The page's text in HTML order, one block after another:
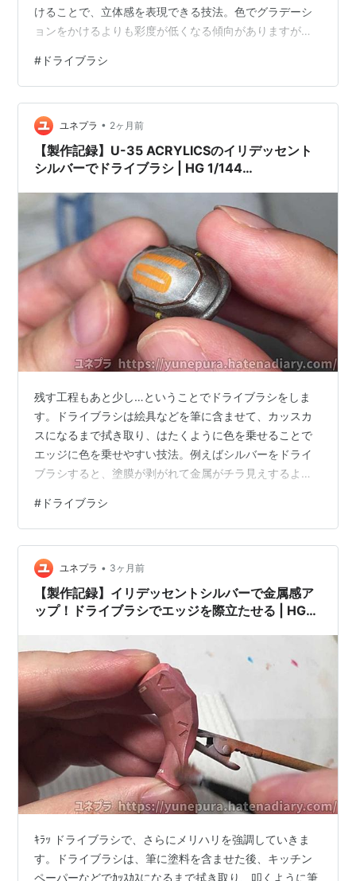
けることで、立体感を表現できる技法。色でグラデーシ
ョンをかけるよりも彩度が低くなる傾向がありますが、
ョンは2段階に分け、グレーを塗ってからホワイト、とい
う順序を踏みます。ホワイトのみでも出来ないことはあ
りませんが、より滑らかにグラデーションを表現するこ
とが可能です。 グレーのドライブラシに使うのはターナ
ー色彩のU-35 ACRYLICSのニュートラルグレー5。粘度
は高めなヘビーボディ。筆に含…
# ドライブラシ
ユネプラ • 2ヶ月前
【製作記録】U-35 ACRYLICSのイリデッセント
シルバーでドライブラシ | HG 1/144
残す工程もあと少し…ということでドライブラシをしま
す。ドライブラシは絵具などを筆に含ませて、カッスカ
スになるまで拭き取り、はたくように色を乗せることで
エッジに色を乗せやすい技法。例えばシルバーをドライ
ブラシすると、塗膜が剥がれて金属がチラ見えするよう
ACRYLICSよりイリデッセントシルバー。鋭いギラッと
した輝きがグッドな絵具です。 筆に含ませて、カッスカ
スになるまで拭き取って、シャカシャカ進めて…。 ドラ
イブラシが終わりました！ ターナー色彩(Turner Color)
U-35アクリリックス イリデッセントシルバー 60ml
UA060…
# ドライブラシ
ユネプラ • 3ヶ月前
【製作記録】イリデッセントシルバーで金属感ア
ップ！ドライブラシでエッジを際立たせる | HG
ｷﾗｯ ドライブラシで、さらにメリハリを強調していきま
す。ドライブラシは、筆に塗料を含ませた後、キッチン
ペーパーなどでｶｯｽｶｽになるまで拭き取り、叩くように筆